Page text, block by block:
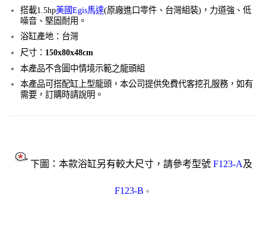
搭載1.5hp美國Egis馬達(原廠進口零件、台灣組裝)，力道強、低
噪音、堅固耐用。
浴缸產地：台灣
尺寸： 150x80x48cm
本產品不含圖中情境示範之龍頭組
本產品可搭配缸上型龍頭，本公司提供免費代客挖孔服務，如有
需要，訂購時請說明。
下圖：本款浴缸另有較大尺寸，請參考型號 F123-A及
F123-B 。